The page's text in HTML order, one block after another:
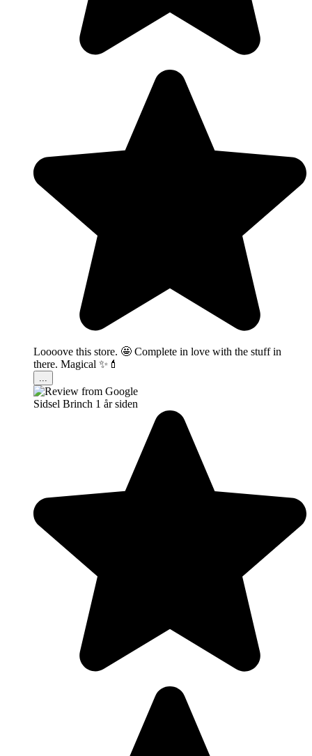
Loooove this store. 🤩 Complete in love with the stuff in
there. Magical ✨💄
...
Sidsel Brinch 1 år siden